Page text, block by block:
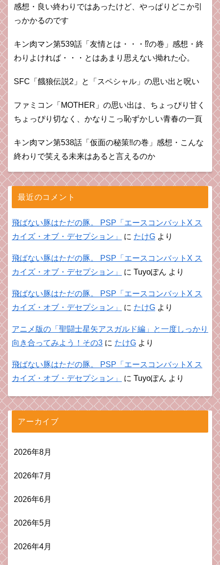
感想・良い終わりではあったけど、やっぱりどこか引
っかかるのです
キン肉マン第539話「友情とは・・・⁉︎の巻」感想・終
わりよければ・・・とはあまり思えない拗れた心。
SFC「餓狼伝説2」と「スペシャル」の思い出と呪い
ファミコン「MOTHER」の思い出は、ちょっぴり甘く
ちょっぴり切なく、かなりこっ恥ずかしい青春の一頁
キン肉マン第538話「仮面の秘策‼︎の巻」感想・こんな
終わりで笑える未来はあると言えるのか
最近のコメント
飛ばない豚はただの豚。 PSP「エースコンバットX ス
カイズ・オブ・デセプション」
に たけG より
飛ばない豚はただの豚。 PSP「エースコンバットX ス
カイズ・オブ・デセプション」
に Tuyoぽん より
飛ばない豚はただの豚。 PSP「エースコンバットX ス
カイズ・オブ・デセプション」
に たけG より
アニメ版の「聖闘士星矢アスガルド編」と一度しっかり
向き合ってみよう！その3 に たけG より
飛ばない豚はただの豚。 PSP「エースコンバットX ス
カイズ・オブ・デセプション」
に Tuyoぽん より
アーカイブ
2026年8月
2026年7月
2026年6月
2026年5月
2026年4月